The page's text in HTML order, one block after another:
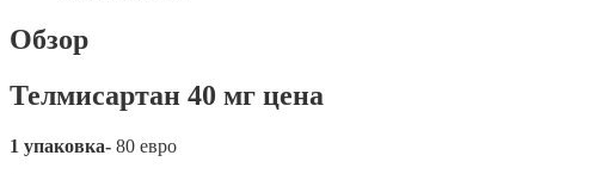
Обзор
Телмисартан 40 мг цена
1 упаковка- 80 евро